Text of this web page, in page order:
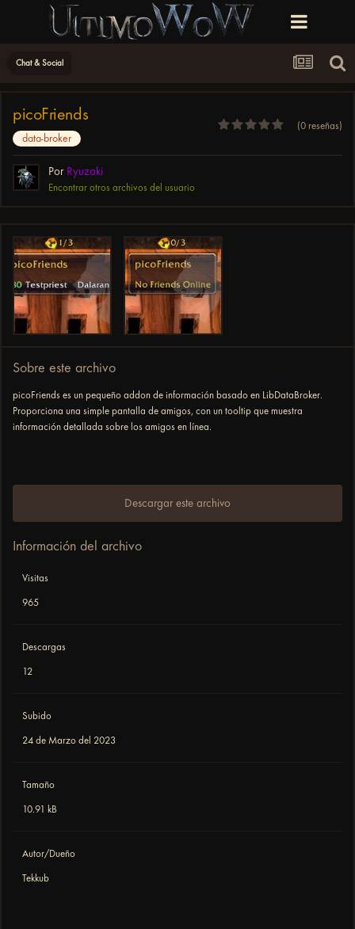
Chat & Social
picoFriends
data-broker
(0 reseñas)
Por Ryuzaki
Encontrar otros archivos del usuario
Sobre este archivo
picoFriends es un pequeño addon de información basado en LibDataBroker.
Proporciona una simple pantalla de amigos, con un tooltip que muestra
información detallada sobre los amigos en línea.
Descargar este archivo
Información del archivo
Visitas
965
Descargas
12
Subido
24 de Marzo del 2023
Tamaño
10.91 kB
Autor/Dueño
Tekkub